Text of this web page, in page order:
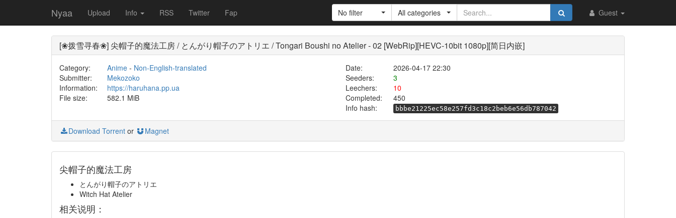
Nyaa Upload Info RSS Twitter Fap Guest
No filter All categories
[❀拨雪寻春❀] 尖帽子的魔法工房 / とんがり帽子のアトリエ / Tongari Boushi no Atelier - 02 [WebRip][HEVC-10bit 1080p][简日内嵌]
Category: Anime- Non-English-translated Date:
2026-04-17 22:30
Submitter:
Mekozoko Seeders:
3
Information:
https://haruhana.pp.ua Leechers:
10
File size:
582.1 MiB Completed:
450
Info hash:
bbbe21225ec58e257fd3c18c2beb6e56db787042
Download Torrent or Magnet
尖帽子的魔法工房
とんがり帽子のアトリエ
Witch Hat Atelier
相关说明：